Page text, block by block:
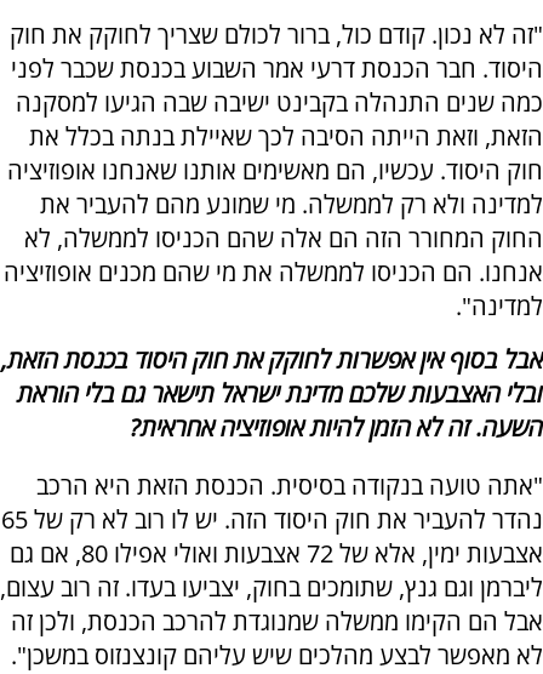
"זה לא נכון. קודם כול, ברור לכולם שצריך לחוקק את חוק
היסוד. חבר הכנסת דרעי אמר השבוע בכנסת שכבר לפני
כמה שנים התנהלה בקבינט ישיבה שבה הגיעו למסקנה
הזאת, וזאת הייתה הסיבה לכך שאיילת בנתה בכלל את
חוק היסוד. עכשיו, הם מאשימים אותנו שאנחנו אופוזיציה
למדינה ולא רק לממשלה. מי שמונע מהם להעביר את
החוק המחורר הזה הם אלה שהם הכניסו לממשלה, לא
אנחנו. הם הכניסו לממשלה את מי שהם מכנים אופוזיציה
למדינה".
אבל בסוף אין אפשרות לחוקק את חוק היסוד בכנסת הזאת,
ובלי האצבעות שלכם מדינת ישראל תישאר גם בלי הוראת
השעה. זה לא הזמן להיות אופוזיציה אחראית?
"אתה טועה בנקודה בסיסית. הכנסת הזאת היא הרכב
נהדר להעביר את חוק היסוד הזה. יש לו רוב לא רק של 65
אצבעות ימין, אלא של 72 אצבעות ואולי אפילו 80, אם גם
ליברמן וגם גנץ, שתומכים בחוק, יצביעו בעדו. זה רוב עצום,
אבל הם הקימו ממשלה שמנוגדת להרכב הכנסת, ולכן זה
לא מאפשר לבצע מהלכים שיש עליהם קונצנזוס במשכן".